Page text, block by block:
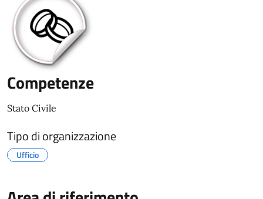
Competenze
Stato Civile
Tipo di organizzazione
Ufficio